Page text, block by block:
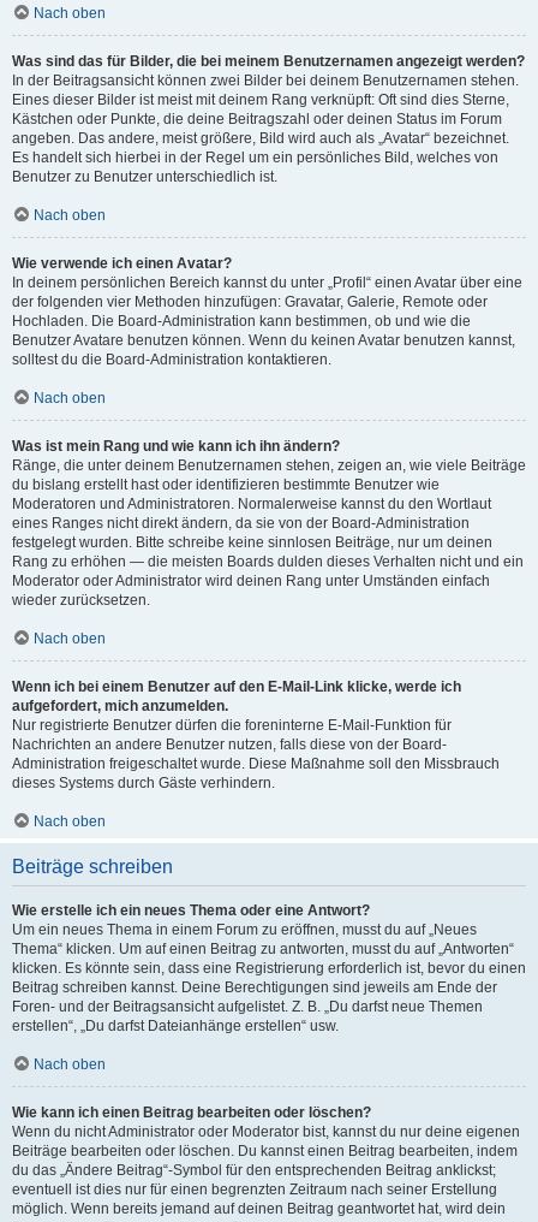
Nach oben
Was sind das für Bilder, die bei meinem Benutzernamen angezeigt werden?
In der Beitragsansicht können zwei Bilder bei deinem Benutzernamen stehen.
Eines dieser Bilder ist meist mit deinem Rang verknüpft: Oft sind dies Sterne,
Kästchen oder Punkte, die deine Beitragszahl oder deinen Status im Forum
angeben. Das andere, meist größere, Bild wird auch als „Avatar“ bezeichnet.
Es handelt sich hierbei in der Regel um ein persönliches Bild, welches von
Benutzer zu Benutzer unterschiedlich ist.
Nach oben
Wie verwende ich einen Avatar?
In deinem persönlichen Bereich kannst du unter „Profil“ einen Avatar über eine
der folgenden vier Methoden hinzufügen: Gravatar, Galerie, Remote oder
Hochladen. Die Board-Administration kann bestimmen, ob und wie die
Benutzer Avatare benutzen können. Wenn du keinen Avatar benutzen kannst,
solltest du die Board-Administration kontaktieren.
Nach oben
Was ist mein Rang und wie kann ich ihn ändern?
Ränge, die unter deinem Benutzernamen stehen, zeigen an, wie viele Beiträge
du bislang erstellt hast oder identifizieren bestimmte Benutzer wie
Moderatoren und Administratoren. Normalerweise kannst du den Wortlaut
eines Ranges nicht direkt ändern, da sie von der Board-Administration
festgelegt wurden. Bitte schreibe keine sinnlosen Beiträge, nur um deinen
Rang zu erhöhen — die meisten Boards dulden dieses Verhalten nicht und ein
Moderator oder Administrator wird deinen Rang unter Umständen einfach
wieder zurücksetzen.
Nach oben
Wenn ich bei einem Benutzer auf den E-Mail-Link klicke, werde ich
aufgefordert, mich anzumelden.
Nur registrierte Benutzer dürfen die foreninterne E-Mail-Funktion für
Nachrichten an andere Benutzer nutzen, falls diese von der Board-
Administration freigeschaltet wurde. Diese Maßnahme soll den Missbrauch
dieses Systems durch Gäste verhindern.
Nach oben
Beiträge schreiben
Wie erstelle ich ein neues Thema oder eine Antwort?
Um ein neues Thema in einem Forum zu eröffnen, musst du auf „Neues
Thema“ klicken. Um auf einen Beitrag zu antworten, musst du auf „Antworten“
klicken. Es könnte sein, dass eine Registrierung erforderlich ist, bevor du einen
Beitrag schreiben kannst. Deine Berechtigungen sind jeweils am Ende der
Foren- und der Beitragsansicht aufgelistet. Z. B. „Du darfst neue Themen
erstellen“, „Du darfst Dateianhänge erstellen“ usw.
Nach oben
Wie kann ich einen Beitrag bearbeiten oder löschen?
Wenn du nicht Administrator oder Moderator bist, kannst du nur deine eigenen
Beiträge bearbeiten oder löschen. Du kannst einen Beitrag bearbeiten, indem
du das „Ändere Beitrag“-Symbol für den entsprechenden Beitrag anklickst;
eventuell ist dies nur für einen begrenzten Zeitraum nach seiner Erstellung
möglich. Wenn bereits jemand auf deinen Beitrag geantwortet hat, wird dein